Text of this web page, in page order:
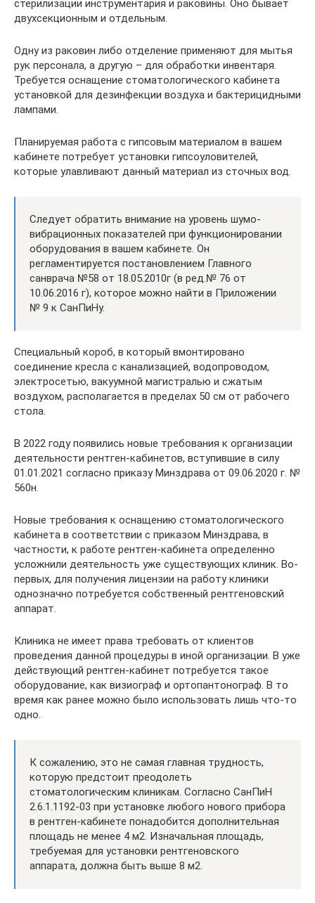
стерилизации инструментария и раковины. Оно бывает
двухсекционным и отдельным.
Одну из раковин либо отделение применяют для мытья
рук персонала, а другую – для обработки инвентаря.
Требуется оснащение стоматологического кабинета
установкой для дезинфекции воздуха и бактерицидными
лампами.
Планируемая работа с гипсовым материалом в вашем
кабинете потребует установки гипсоуловителей,
которые улавливают данный материал из сточных вод.
Следует обратить внимание на уровень шумо-
вибрационных показателей при функционировании
оборудования в вашем кабинете. Он
регламентируется постановлением Главного
санврача №58 от 18.05.2010г (в ред.№ 76 от
10.06.2016 г), которое можно найти в Приложении
№ 9 к СанПиНу.
Специальный короб, в который вмонтировано
соединение кресла с канализацией, водопроводом,
электросетью, вакуумной магистралью и сжатым
воздухом, располагается в пределах 50 см от рабочего
стола.
В 2022 году появились новые требования к организации
деятельности рентген-кабинетов, вступившие в силу
01.01.2021 согласно приказу Минздрава от 09.06.2020 г. №
560н.
Новые требования к оснащению стоматологического
кабинета в соответствии с приказом Минздрава, в
частности, к работе рентген-кабинета определенно
усложнили деятельность уже существующих клиник. Во-
первых, для получения лицензии на работу клиники
однозначно потребуется собственный рентгеновский
аппарат.
Клиника не имеет права требовать от клиентов
проведения данной процедуры в иной организации. В уже
действующий рентген-кабинет потребуется такое
оборудование, как визиограф и ортопантонограф. В то
время как ранее можно было использовать лишь что-то
одно.
К сожалению, это не самая главная трудность,
которую предстоит преодолеть
стоматологическим клиникам. Согласно СанПиН
2.6.1.1192-03 при установке любого нового прибора
в рентген-кабинете понадобится дополнительная
площадь не менее 4 м2. Изначальная площадь,
требуемая для установки рентгеновского
аппарата, должна быть выше 8 м2.